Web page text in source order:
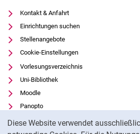
Diese Website verwendet
Kontakt & Anfahrt
Einrichtungen suchen
Stellenangebote
Cookie-Einstellungen
Vorlesungsverzeichnis
Uni-Bibliothek
Moodle
Panopto
Datenschutz